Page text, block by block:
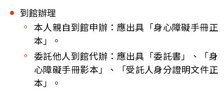
到館辦理
本人親自到館申辦：應出具「身心障礙手冊正
本」。
委託他人到館代辦：應出具「委託書」、「身
心障礙手冊影本」、「受託人身分證明文件正
本」。